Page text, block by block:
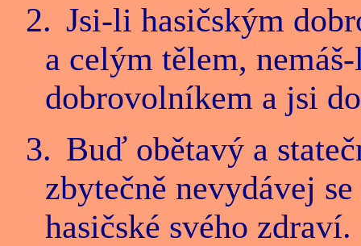
2. Jsi-li hasičským
a celým tělem,
dobrovolníkem a jsi
3. Buď obětavý a
zbytečně nevydávej
hasičské svého zdraví.